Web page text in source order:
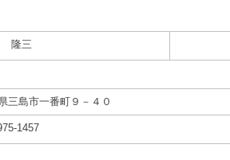
隆三
三島市一番町９－４０
1457